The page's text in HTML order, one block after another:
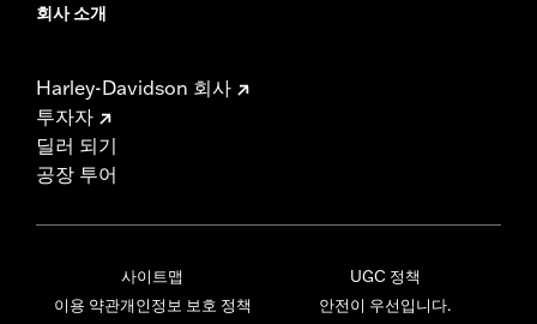
회사 소개
Harley-Davidson 회사
투자자
딜러 되기
공장 투어
사이트맵
이용 약관개인정보 보호 정책
UGC 정책
안전이 우선입니다.